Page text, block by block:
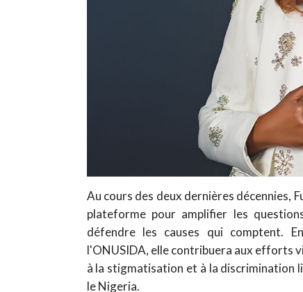
Au cours des deux dernières décennies,
plateforme pour amplifier les
défendre les causes qui comptent.
l'ONUSIDA, elle contribuera aux efforts
à la stigmatisation et à la discrimination
le Nigeria.